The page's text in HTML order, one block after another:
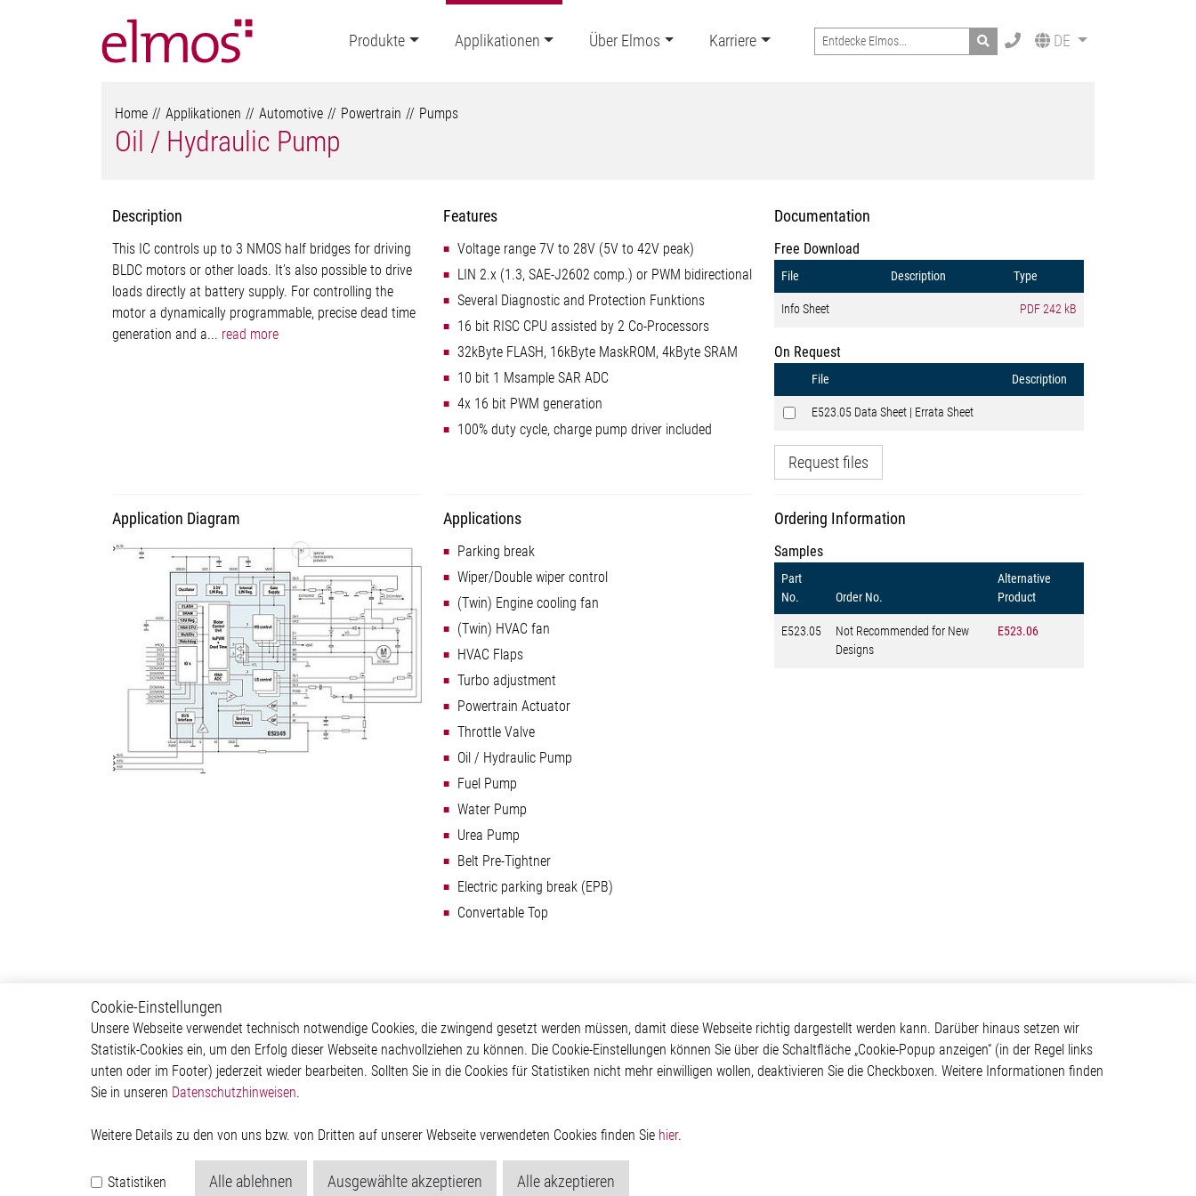
Produkte Applikationen Über Elmos Karriere Search DE
Home Applikationen Automotive Powertrain Pumps
Oil / Hydraulic Pump
Description
This IC controls up to 3 NMOS half bridges for driving
BLDC motors or other loads. It’s also possible to drive
loads directly at battery supply. For controlling the
motor a dynamically programmable, precise dead time
generation and a... read more
Features
Voltage range 7V to 28V (5V to 42V peak)
LIN 2.x (1.3, SAE-J2602 comp.) or PWM bidirectional
Several Diagnostic and Protection Funktions
16 bit RISC CPU assisted by 2 Co-Processors
32kByte FLASH, 16kByte MaskROM, 4kByte SRAM
10 bit 1 Msample SAR ADC
4x 16 bit PWM generation
100% duty cycle, charge pump driver included
Documentation
Free Download
File Description Type
Info Sheet PDF242 kB
On Request
File Description
E523.05 Data Sheet | Errata Sheet
Request files
Application Diagram Applications
Parking break
Wiper/Double wiper control
(Twin) Engine cooling fan
(Twin) HVAC fan
HVAC Flaps
Turbo adjustment
Powertrain Actuator
Throttle Valve
Oil / Hydraulic Pump
Fuel Pump
Water Pump
Urea Pump
Belt Pre-Tightner
Electric parking break (EPB)
Convertable Top
Ordering Information
Samples
Part
No.
Order No.
Alternative
Product
E523.05
Not Recommended for New
Designs
E523.06
Powertrain
Powertrain Control Systems
Power Converter
Actuator
Valves
Relay Driver
Automotive
ADAS & Safety
Body & Convenience
Powertrain
Über Elmos
Unternehmen
Investor
Weitere Links
Glossar
Kontakt
Kontakt
Elmos Semiconductor SE
Werkstättenstraße 18
Cookie-Einstellungen
Unsere Webseite verwendet technisch notwendige Cookies, die zwingend gesetzt werden müssen, damit diese Webseite richtig dargestellt werden kann. Darüber hinaus setzen wir
Statistik-Cookies ein, um den Erfolg dieser Webseite nachvollziehen zu können. Die Cookie-Einstellungen können Sie über die Schaltfläche „Cookie-Popup anzeigen“ (in der Regel links
unten oder im Footer) jederzeit wieder bearbeiten. Sollten Sie in die Cookies für Statistiken nicht mehr einwilligen wollen, deaktivieren Sie die Checkboxen. Weitere Informationen finden
Sie in unseren Datenschutzhinweisen.
Weitere Details zu den von uns bzw. von Dritten auf unserer Webseite verwendeten Cookies finden Sie hier.
Statistiken Alle ablehnen Ausgewählte akzeptieren Alle akzeptieren